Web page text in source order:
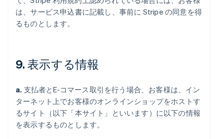
は、サービス申込書に記載し、事前に Stripe の同意を得
るものとします。
9. 表示する情報
a. 支払者とE-コマース取引を行う場合、お客様は、イン
ターネット上でお客様のオンラインショップをホストす
るサイト（以下「本サイト」といいます）に以下の情報
を表示するものとします。